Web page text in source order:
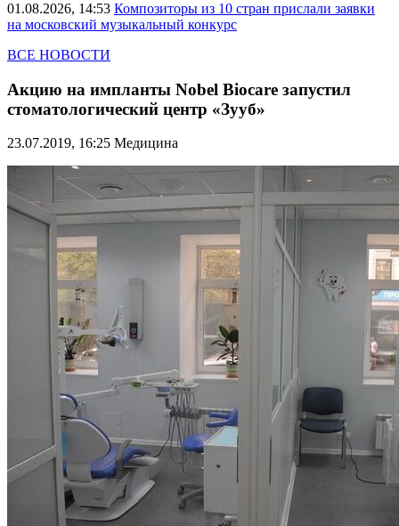
01.08.2026, 14:53 Композиторы из 10 стран прислали заявки
на московский музыкальный конкурс
ВСЕ НОВОСТИ
Акцию на импланты Nobel Biocare запустил
стоматологический центр «Зууб»
23.07.2019, 16:25 Медицина